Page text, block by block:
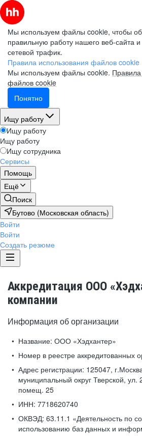
Мы используем файлы cookie, чтобы
правильную работу нашего веб-сайта
сетевой трафик.
Правила использования файлов cookie
Мы используем файлы cookie.
файлов cookie
Понятно
Ищу работу
Ищу работу
Ищу работу
Ищу сотрудника
Сервисы
Помощь
Ещё
Поиск
Бутово (Московская область)
Войти
Войти
Создать резюме
Аккредитация ООО
компании
Информация об организации
Название: ООО «Хэдхантер»
Номер в реестре аккредитованных
Адрес регистрации: 125047,
муниципальный округ Тверской, ул.
помещ. 25
ИНН: 7718620740
ОКВЭД: 63.11.1 «Деятельность по
использованию баз данных и